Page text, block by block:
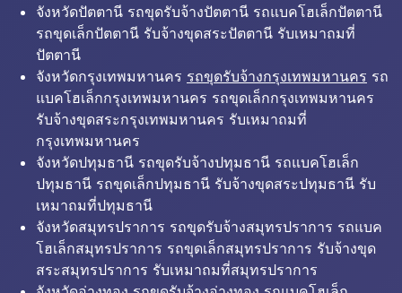
จังหวัดปัตตานี รถขุดรับจ้างปัตตานี รถแบคโฮเล็กปัตตานี
รถขุดเล็กปัตตานี รับจ้างขุดสระปัตตานี รับเหมาถมที่
ปัตตานี
จังหวัดกรุงเทพมหานคร รถขุดรับจ้างกรุงเทพมหานคร รถ
แบคโฮเล็กกรุงเทพมหานคร รถขุดเล็กกรุงเทพมหานคร
รับจ้างขุดสระกรุงเทพมหานคร รับเหมาถมที่
กรุงเทพมหานคร
จังหวัดปทุมธานี รถขุดรับจ้างปทุมธานี รถแบคโฮเล็ก
ปทุมธานี รถขุดเล็กปทุมธานี รับจ้างขุดสระปทุมธานี รับ
เหมาถมที่ปทุมธานี
จังหวัดสมุทรปราการ รถขุดรับจ้างสมุทรปราการ รถแบค
โฮเล็กสมุทรปราการ รถขุดเล็กสมุทรปราการ รับจ้างขุด
สระสมุทรปราการ รับเหมาถมที่สมุทรปราการ